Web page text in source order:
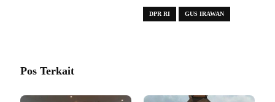
DPR RI GUS IRAWAN
Pos Terkait